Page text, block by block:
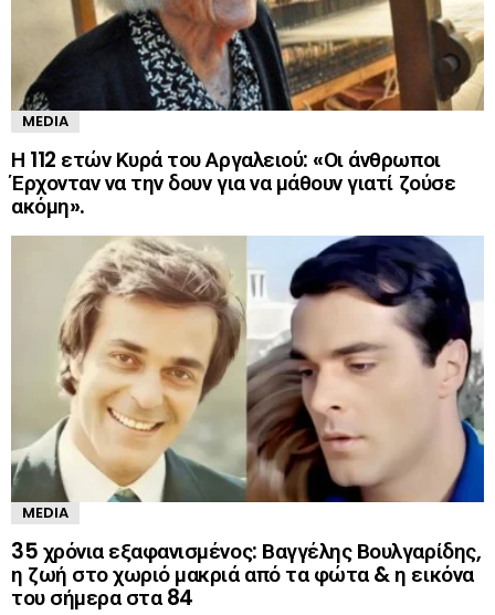
MEDIA
Η 112 ετών Κυρά του Αργαλειού: «Οι άνθρωποι
Έρχονταν να την δουν για να μάθουν γιατί ζούσε
ακόμη».
MEDIA
35 χρόνια εξαφανισμένος: Βαγγέλης Βουλγαρίδης,
η ζωή στο χωριό μακριά από τα φώτα & η εικόνα
του σήμερα στα 84